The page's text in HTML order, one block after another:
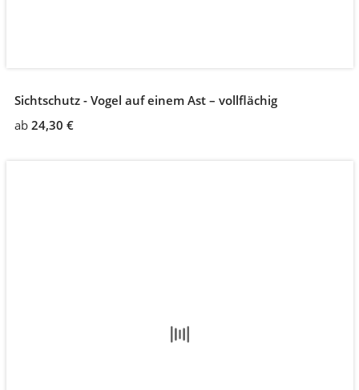
Sichtschutz - Vogel auf einem Ast – vollflächig
ab 24,30 €